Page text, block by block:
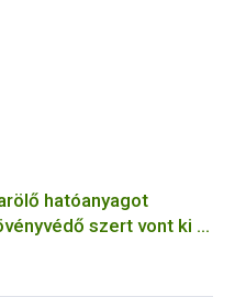
hatóanyagot
szert vont ki a